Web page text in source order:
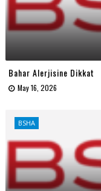
Bahar Alerjisine Dikkat
May 16, 2026
BSHA